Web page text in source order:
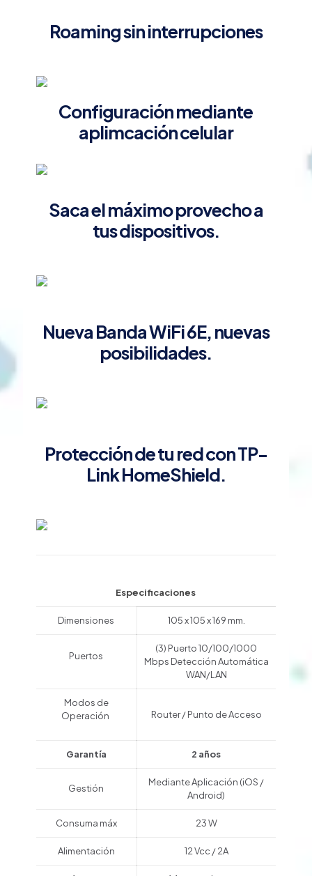
cantidadRoaming sin interrupciones
Configuración mediante
aplimcación celular
Saca el máximo provecho a
tus dispositivos.
Nueva Banda WiFi 6E, nuevas
posibilidades.
Protección de tu red con TP-
Link HomeShield.
Especificaciones
Dimensiones 105 x 105 x 169 mm.
Puertos
(3) Puerto 10/100/1000
Mbps Detección Automática
WAN/LAN
Modos de
Operación
Router / Punto de Acceso
Garantía 2 años
Gestión
Mediante Aplicación (iOS /
Android)
Consuma máx 23 W
Alimentación 12 Vcc / 2A